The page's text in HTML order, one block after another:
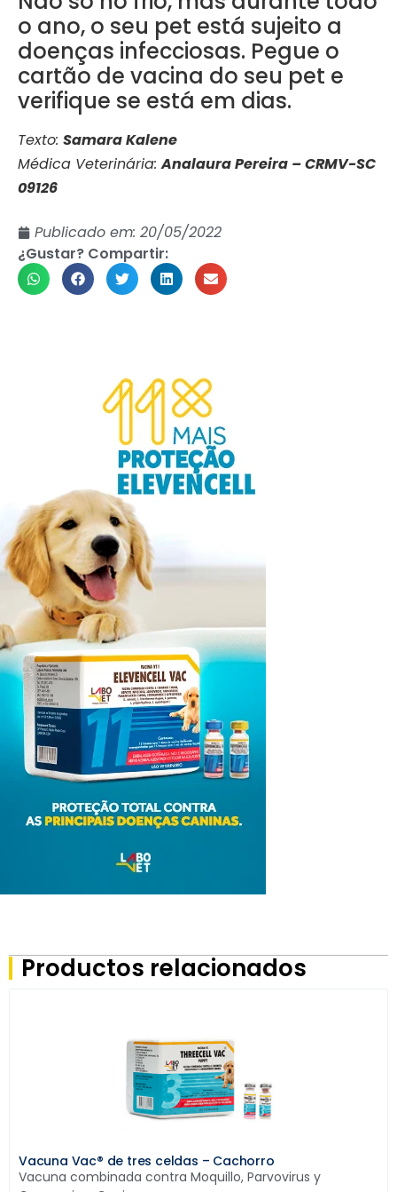
o ano, o seu pet está sujeito a
doenças infecciosas. Pegue o
cartão de vacina do seu pet e
verifique se está em dias.
Texto: Samara Kalene
Médica Veterinária:Analaura Pereira – CRMV-SC
09126
Publicado em: 20/05/2022
¿Gustar? Compartir:
Productos relacionados
Vacuna Vac® de tres celdas – Cachorro
Vacuna combinada contra Moquillo, Parvovirus y